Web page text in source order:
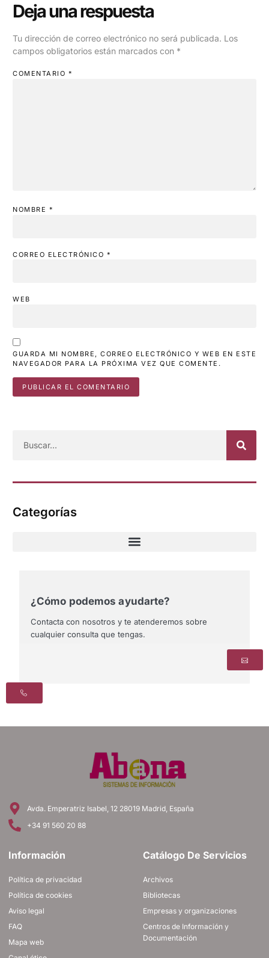
Deja una respuesta
Tu dirección de correo electrónico no será publicada. Los
campos obligatorios están marcados con *
COMENTARIO *
NOMBRE *
CORREO ELECTRÓNICO *
WEB
GUARDA MI NOMBRE, CORREO ELECTRÓNICO Y WEB EN ESTE
NAVEGADOR PARA LA PRÓXIMA VEZ QUE COMENTE.
Categorías
¿Cómo podemos ayudarte?
Contacta con nosotros y te atenderemos sobre
cualquier consulta que tengas.
Avda. Emperatriz Isabel, 12 28019 Madrid, España
+34 91 560 20 88
Información
Política de privacidad
Política de cookies
Aviso legal
FAQ
Mapa web
Catálogo De Servicios
Archivos
Bibliotecas
Empresas y organizaciones
Centros de Información y
Documentación